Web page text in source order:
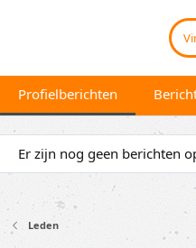
Profielberichten
Er zijn nog geen berichten
Leden